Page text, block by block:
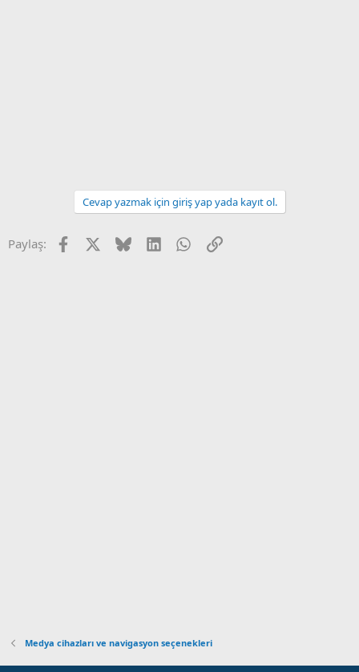
Cevap yazmak için giriş yap yada kayıt ol.
Paylaş: Facebook BlueskyLinkedInWhatsApp
Link
Medya cihazları ve navigasyon seçenekleri